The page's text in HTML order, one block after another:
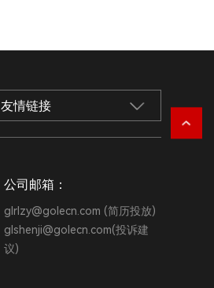
友情链接
公司邮箱：
glrlzy@golecn.com (简历投放)
glshenji@golecn.com(投诉建
议)